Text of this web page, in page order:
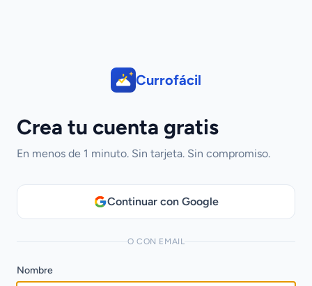
Currofácil
Crea tu cuenta gratis
En menos de 1 minuto. Sin tarjeta. Sin compromiso.
Continuar con Google
O CON EMAIL
Nombre